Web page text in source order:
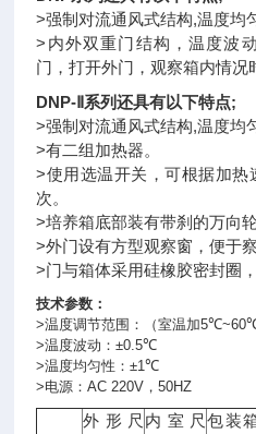
>强制对流通风式结构,温度均
>内外双重门结构，温度波
门，打开外门，观察箱内情况
DNP-Ⅱ系列还具有以下特点;
>强制对流通风式结构,温度均
>有二组加热器。
>使用选温开关，可根据加
次。
>培养箱底部装有带刹的万向
>外门设有方型观察窗，便于
>门与箱体采用硅橡胶密封圈
技术参数：
>温度调节范围：（室温加5℃~60
>温度波动：±0.5℃
>温度均匀性：±1℃
>电源：AC 220V ，50HZ
外形尺 内室尺 包装